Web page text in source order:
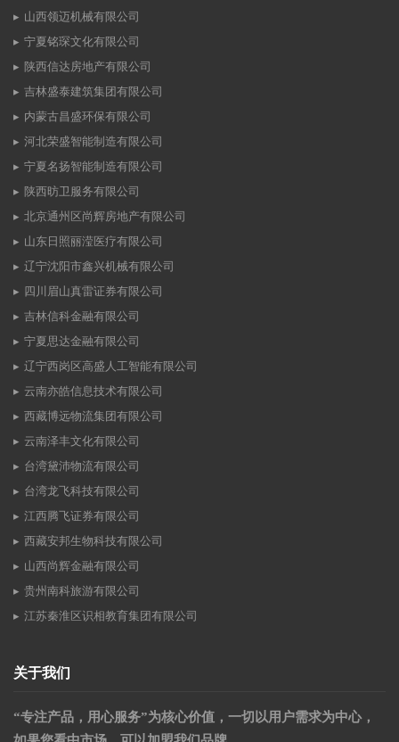
山西领迈机械有限公司
宁夏铭琛文化有限公司
陕西信达房地产有限公司
吉林盛泰建筑集团有限公司
内蒙古昌盛环保有限公司
河北荣盛智能制造有限公司
宁夏名扬智能制造有限公司
陕西昉卫服务有限公司
北京通州区尚辉房地产有限公司
山东日照丽滢医疗有限公司
辽宁沈阳市鑫兴机械有限公司
四川眉山真雷证券有限公司
吉林信科金融有限公司
宁夏思达金融有限公司
辽宁西岗区高盛人工智能有限公司
云南亦皓信息技术有限公司
西藏博远物流集团有限公司
云南泽丰文化有限公司
台湾黛沛物流有限公司
台湾龙飞科技有限公司
江西腾飞证券有限公司
西藏安邦生物科技有限公司
山西尚辉金融有限公司
贵州南科旅游有限公司
江苏秦淮区识相教育集团有限公司
关于我们
“专注产品，用心服务”为核心价值，一切以用户需求为中心，